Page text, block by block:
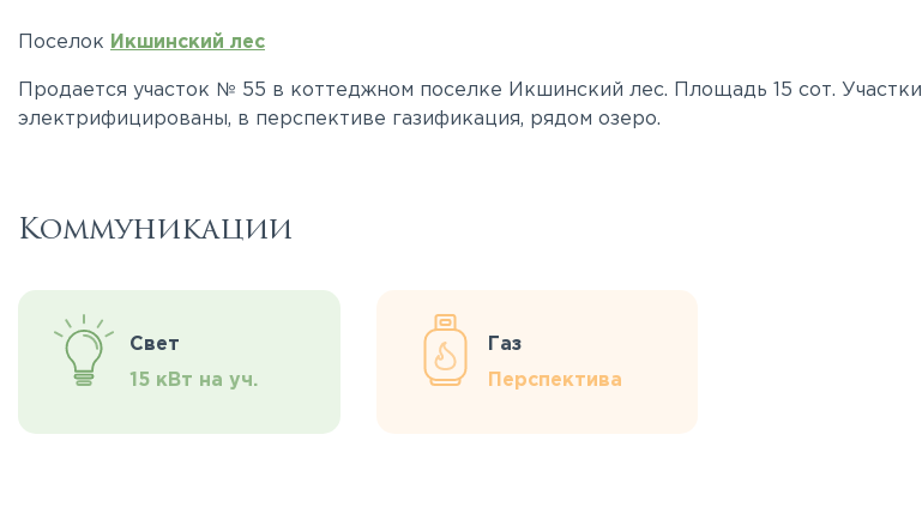
Поселок Икшинский лес
Продается участок № 55 в коттеджном поселке Икшинский лес. Площадь 15 сот. Участки
электрифицированы, в перспективе газификация, рядом озеро.
Коммуникации
Свет
15 кВт на уч.
Газ
Перспектива